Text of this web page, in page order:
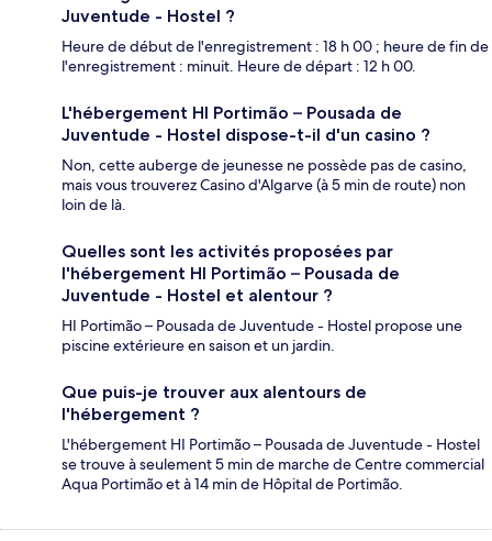
Juventude - Hostel ?
Heure de début de l'enregistrement : 18 h 00 ; heure de fin de
l'enregistrement : minuit. Heure de départ : 12 h 00.
L'hébergement HI Portimão – Pousada de
Juventude - Hostel dispose-t-il d'un casino ?
Non, cette auberge de jeunesse ne possède pas de casino,
mais vous trouverez Casino d'Algarve (à 5 min de route) non
loin de là.
Quelles sont les activités proposées par
l'hébergement HI Portimão – Pousada de
Juventude - Hostel et alentour ?
HI Portimão – Pousada de Juventude - Hostel propose une
piscine extérieure en saison et un jardin.
Que puis-je trouver aux alentours de
l'hébergement ?
L'hébergement HI Portimão – Pousada de Juventude - Hostel
se trouve à seulement 5 min de marche de Centre commercial
Aqua Portimão et à 14 min de Hôpital de Portimão.